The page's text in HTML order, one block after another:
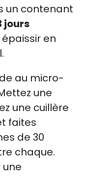
un contenant
jours
en
au micro-
une
une cuillère
faites
de 30
chaque.